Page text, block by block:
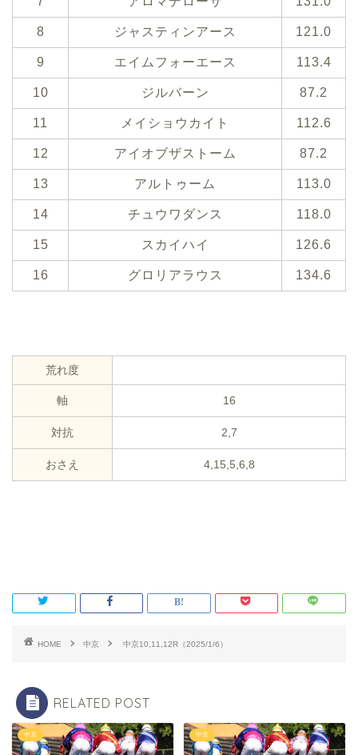
8 ジャスティンアース 121.0
9 エイムフォーエース 113.4
10 ジルバーン 87.2
11 メイショウカイト 112.6
12 アイオブザストーム 87.2
13 アルトゥーム 113.0
14 チュウワダンス 118.0
15 スカイハイ 126.6
16 グロリアラウス 134.6
荒れ度
軸 16
対抗 2,7
おさえ 4,15,5,6,8
HOME 中京 中京10,11,12R（2025/1/6）
RELATED POST
中京 中京